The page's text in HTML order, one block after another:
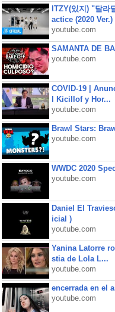
ITZY(있지) "달
actice (2020 Ver.)
youtube.com
SAMANTA DE
youtube.com
COVID-19 |
l Kicillof y Hor...
youtube.com
Brawl Stars:
youtube.com
WWDC 2020
youtube.com
Daniel El
icial )
youtube.com
Yanina Latorre
stia de Lola L...
youtube.com
encerrada en el
youtube.com